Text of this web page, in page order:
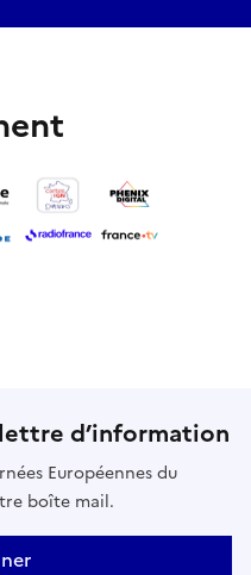
d’information
Européennes du
boîte mail.